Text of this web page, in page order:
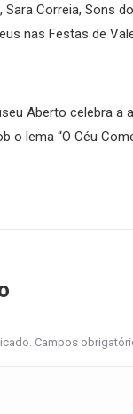
Sara Correia, Sons
nas Festas de
Aberto celebra a
o lema “O Céu
Campos